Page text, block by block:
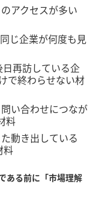
アクセスが多い
じ企業が何度も見
再訪している企
で終わらせない材
い合わせにつなが
料
動き出している
料
ある前に「市場理解